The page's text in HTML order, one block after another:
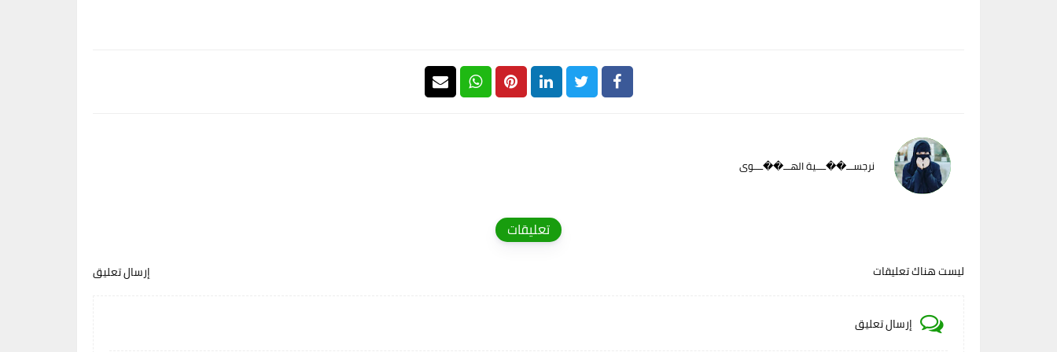
نرجســـ��ــــية الهـــ��ــــوى
تعليقات
ليست هناك تعليقات إرسال تعليق
إرسال تعليق